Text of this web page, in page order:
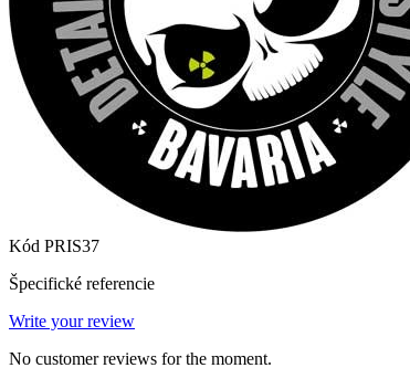
Kód PRIS37
Špecifické referencie
Write your review
No customer reviews for the moment.